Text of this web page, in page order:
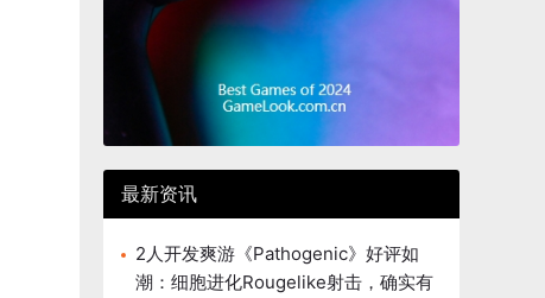
最新资讯
2人开发爽游《Pathogenic》好评如
潮：细胞进化Rougelike射击，确实有